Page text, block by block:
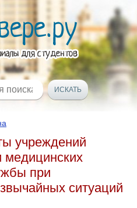
учреждений
медицинских
при
ситуаций